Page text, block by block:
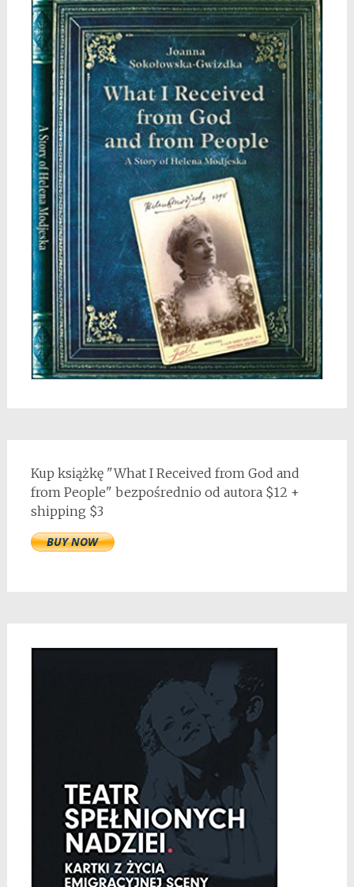
Kup książkę "What I Received from God and
from People" bezpośrednio od autora $12 +
shipping $3